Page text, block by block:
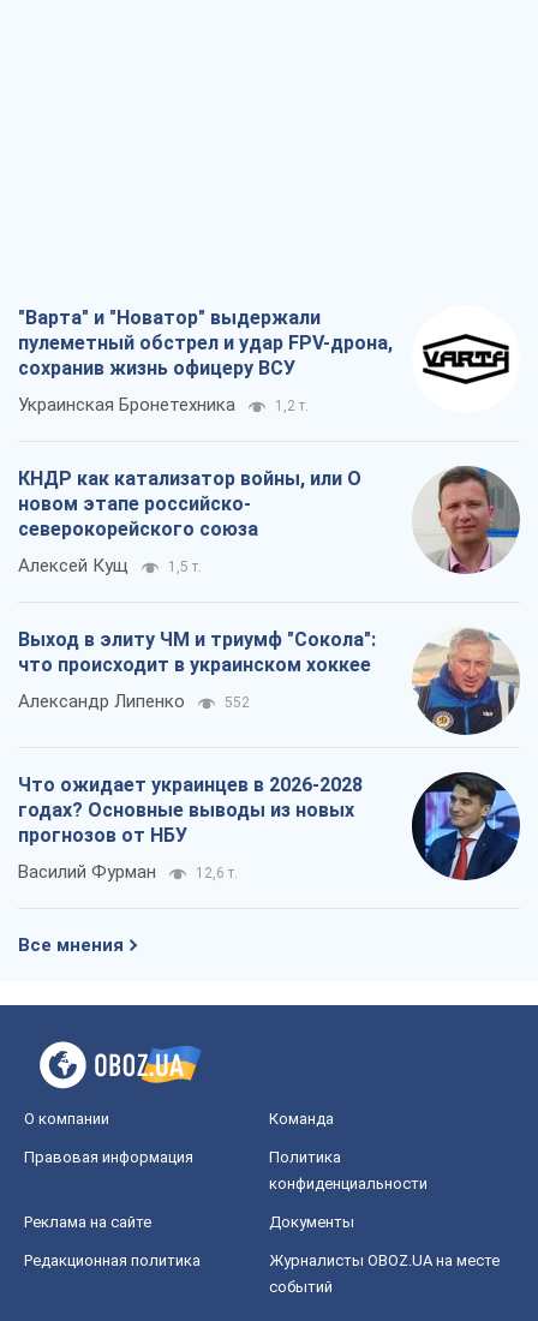
"Варта" и "Новатор" выдержали
пулеметный обстрел и удар FPV-дрона,
сохранив жизнь офицеру ВСУ
Украинская Бронетехника 1,2 т.
КНДР как катализатор войны, или О
новом этапе российско-
северокорейского союза
Алексей Кущ 1,5 т.
Выход в элиту ЧМ и триумф "Сокола":
что происходит в украинском хоккее
Александр Липенко 552
Что ожидает украинцев в 2026-2028
годах? Основные выводы из новых
прогнозов от НБУ
Василий Фурман 12,6 т.
Все мнения
О компании Команда
Правовая информация
Политика
конфиденциальности
Реклама на сайте Документы
Редакционная политика
Журналисты OBOZ.UA на месте
событий